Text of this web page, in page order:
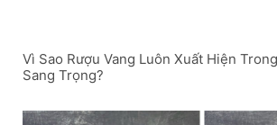
Vì Sao Rượu Vang Luôn Xuất Hiện
Sang Trọng?